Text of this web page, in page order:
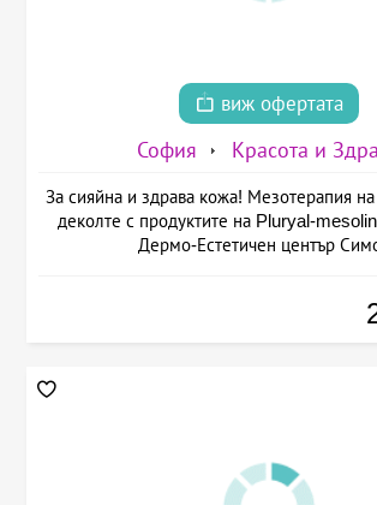
виж офертата
София Красота и
За сияйна и здрава кожа! Мезотерапия
деколте с продуктите на Pluryal-
Дермо-Естетичен център